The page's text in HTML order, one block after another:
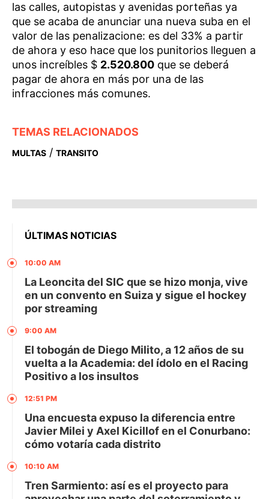
las calles, autopistas y avenidas porteñas ya
que se acaba de anunciar una nueva suba en el
valor de las penalizacione: es del 33% a partir
de ahora y eso hace que los punitorios lleguen a
unos increíbles $ 2.520.800 que se deberá
pagar de ahora en más por una de las
infracciones más comunes.
TEMAS RELACIONADOS
MULTAS / TRANSITO
ÚLTIMAS NOTICIAS
10:00 AM
La Leoncita del SIC que se hizo monja, vive
en un convento en Suiza y sigue el hockey
por streaming
9:00 AM
El tobogán de Diego Milito, a 12 años de su
vuelta a la Academia: del ídolo en el Racing
Positivo a los insultos
12:51 PM
Una encuesta expuso la diferencia entre
Javier Milei y Axel Kicillof en el Conurbano:
cómo votaría cada distrito
10:10 AM
Tren Sarmiento: así es el proyecto para